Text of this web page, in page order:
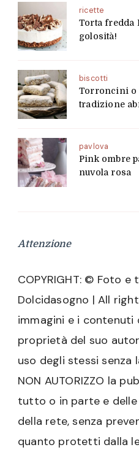
ricette
Torta fredda
golosità!
biscotti
Torroncini o
tradizione
pavlova
Pink ombre
nuvola rosa
Attenzione
COPYRIGHT: © Foto e
Dolcidasogno | All
immagini e i
proprietà del suo
uso degli stessi senza
NON AUTORIZZO la
tutto o in parte e
della rete, senza
quanto protetti dalla